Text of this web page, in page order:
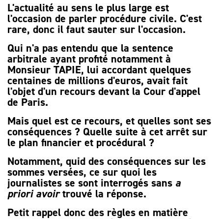
L'actualité au sens le plus large est
l'occasion de parler procédure civile. C'est
rare, donc il faut sauter sur l'occasion.
Qui n'a pas entendu que la sentence
arbitrale ayant profité notamment à
Monsieur TAPIE, lui accordant quelques
centaines de millions d'euros, avait fait
l'objet d'un recours devant la Cour d'appel
de Paris.
Mais quel est ce recours, et quelles sont ses
conséquences ? Quelle suite à cet arrêt sur
le plan financier et procédural ?
Notamment, quid des conséquences sur les
sommes versées, ce sur quoi les
journalistes se sont interrogés sans a
priori avoirtrouvé la réponse.
Petit rappel donc des règles en matière